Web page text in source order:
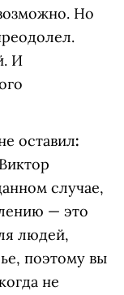
Но
И
оставил:
случае,
— это
людей,
поэтому вы
не